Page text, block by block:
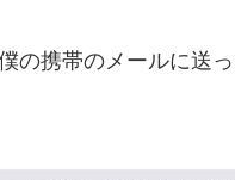
の携帯のメールに送